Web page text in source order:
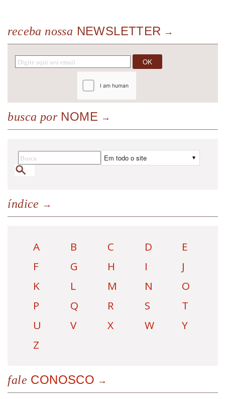
receba nossa NEWSLETTER
busca porNOME
índice
A B C D
E
F
G H I
J
K
L M N
O
P
Q R S
T
U
V X W
Y
Z
fale CONOSCO